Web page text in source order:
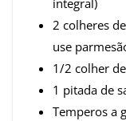
integral)
2 colheres
use
1/2 colher
1 pitada de
Temperos a